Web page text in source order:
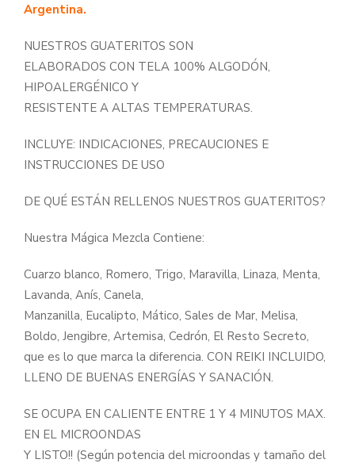
Argentina.
NUESTROS GUATERITOS SON
ELABORADOS CON TELA 100% ALGODÓN,
HIPOALERGÉNICO Y
RESISTENTE A ALTAS TEMPERATURAS.
INCLUYE: INDICACIONES, PRECAUCIONES E
INSTRUCCIONES DE USO
DE QUÉ ESTÁN RELLENOS NUESTROS GUATERITOS?
Nuestra Mágica Mezcla Contiene:
Cuarzo blanco, Romero, Trigo, Maravilla, Linaza, Menta,
Lavanda, Anís, Canela,
Manzanilla, Eucalipto, Mático, Sales de Mar, Melisa,
Boldo, Jengibre, Artemisa, Cedrón, El Resto Secreto,
que es lo que marca la diferencia. CON REIKI INCLUIDO,
LLENO DE BUENAS ENERGÍAS Y SANACIÓN.
SE OCUPA EN CALIENTE ENTRE 1 Y 4 MINUTOS MAX.
EN EL MICROONDAS
Y LISTO!! (Según potencia del microondas y tamaño del